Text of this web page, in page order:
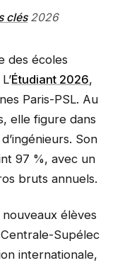
clés2026
des écoles
Étudiant 2026,
Paris-PSL. Au
elle figure dans
Son
97 %, avec un
bruts annuels.
nouveaux élèves
Centrale-Supélec
internationale,